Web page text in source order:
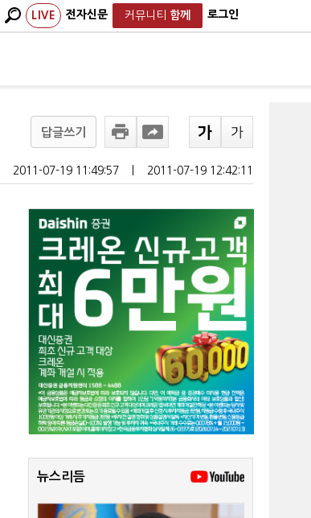
LIVE 전자신문 커뮤니티 함께 로그인
답글쓰기
2011-07-19 11:49:57 2011-07-19 12:42:11
뉴스리듬